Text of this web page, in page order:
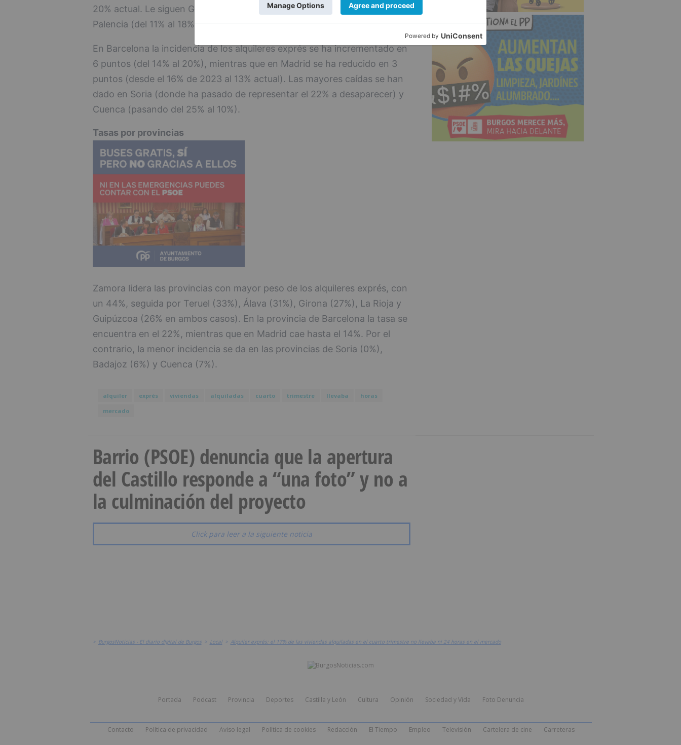
20% actual. Le siguen Guadalajara (del 8% al 19%), Ávila (del 6% al 14%),
Palencia (del 11% al 18%) y Segovia (del 0% al 6%).
En Barcelona la incidencia de los alquileres exprés se ha incrementado en
6 puntos (del 14% al 20%), mientras que en Madrid se ha reducido en 3
puntos (desde el 16% de 2023 al 13% actual). Las mayores caídas se han
dado en Soria (donde ha pasado de representar el 22% a desaparecer) y
Cuenca (pasando del 25% al 10%).
Tasas por provincias
Zamora lidera las provincias con mayor peso de los alquileres exprés, con
un 44%, seguida por Teruel (33%), Álava (31%), Girona (27%), La Rioja y
Guipúzcoa (26% en ambos casos). En la provincia de Barcelona la tasa se
encuentra en el 22%, mientras que en Madrid cae hasta el 14%. Por el
contrario, la menor incidencia se da en las provincias de Soria (0%),
Badajoz (6%) y Cuenca (7%).
alquiler exprés viviendas alquiladas cuarto trimestre llevaba
horas
mercado
Barrio (PSOE) denuncia que la apertura
del Castillo responde a “una foto” y no a
la culminación del proyecto
Click para leer a la siguiente noticia
> BurgosNoticias - El diario digital de Burgos > Local > Alquiler exprés: el 17% de las viviendas alquiladas en el cuarto trimestre no llevaba ni 24 horas en el mercado
Portada Podcast Provincia Deportes Castilla y León Cultura Opinión Sociedad y Vida Foto Denuncia
Contacto Política de privacidad Aviso legal Política de cookies Redacción El Tiempo Empleo Televisión Cartelera de cine Carreteras